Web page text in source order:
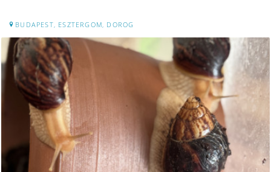
BUDAPEST, ESZTERGOM, DOROG